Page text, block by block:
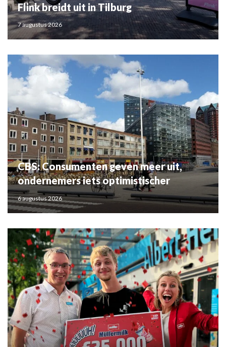
Flink breidt uit in Tilburg
7 augustus 2026
CBS: Consumenten geven meer uit,
ondernemers iets optimistischer
6 augustus 2026